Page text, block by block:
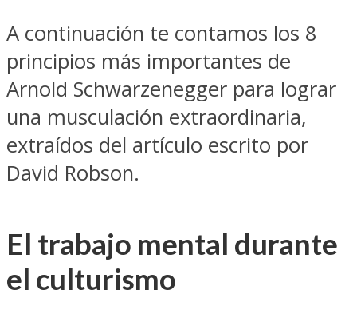
A continuación te contamos los 8
principios más importantes de
Arnold Schwarzenegger para lograr
una musculación extraordinaria,
extraídos del artículo escrito por
David Robson.
El trabajo mental durante
el culturismo